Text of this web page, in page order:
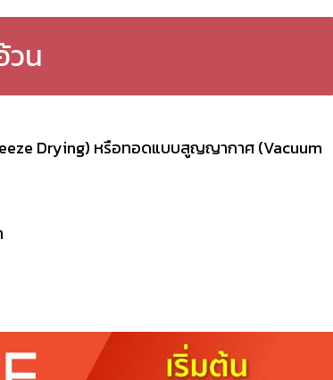
วน
Drying) หรือทอดแบบสูญญากาศ (Vacuum